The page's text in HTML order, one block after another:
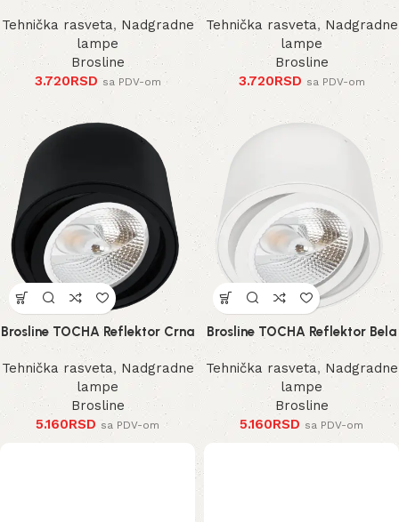
Tehnička rasveta, Nadgradne
lampe
Brosline
3.720RSD sa PDV-om
Tehnička rasveta, Nadgradne
lampe
Brosline
3.720RSD sa PDV-om
Brosline TOCHA Reflektor Crna
Tehnička rasveta, Nadgradne
lampe
Brosline
5.160RSD sa PDV-om
Brosline TOCHA Reflektor Bela
Tehnička rasveta, Nadgradne
lampe
Brosline
5.160RSD sa PDV-om